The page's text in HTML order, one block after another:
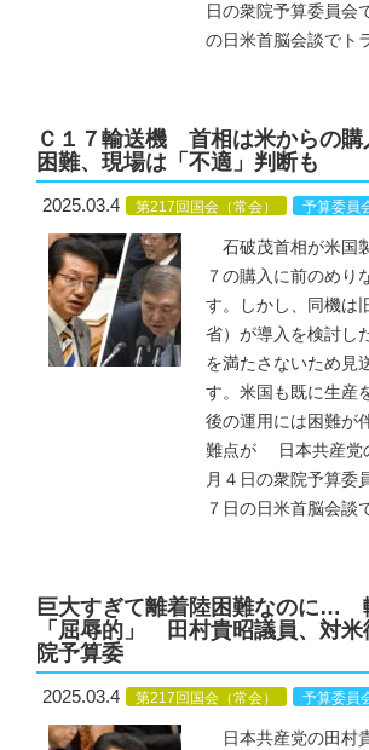
日の衆院予算委員会
の日米首脳会談でト
Ｃ１７輸送機 首相は米からの
困難、現場は「不適」判断も
2025.03.4 第217回国会（常会） 予算委員
石破茂首相が米国
７の購入に前のめり
す。しかし、同機は
省）が導入を検討し
を満たさないため見
す。米国も既に生産
後の運用には困難が
難点が 日本共産党
月４日の衆院予算委
７日の日米首脳会談
巨大すぎて離着陸困難なのに…
「屈辱的」 田村貴昭議員、対
院予算委
2025.03.4 第217回国会（常会） 予算委員
日本共産党の田村